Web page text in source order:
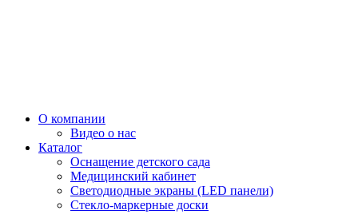
О компании
Видео о нас
Каталог
Оснащение детского сада
Медицинский кабинет
Светодиодные экраны (LED панели)
Стекло-маркерные доски